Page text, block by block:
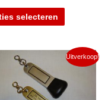
selecteren
Uitverkoop!